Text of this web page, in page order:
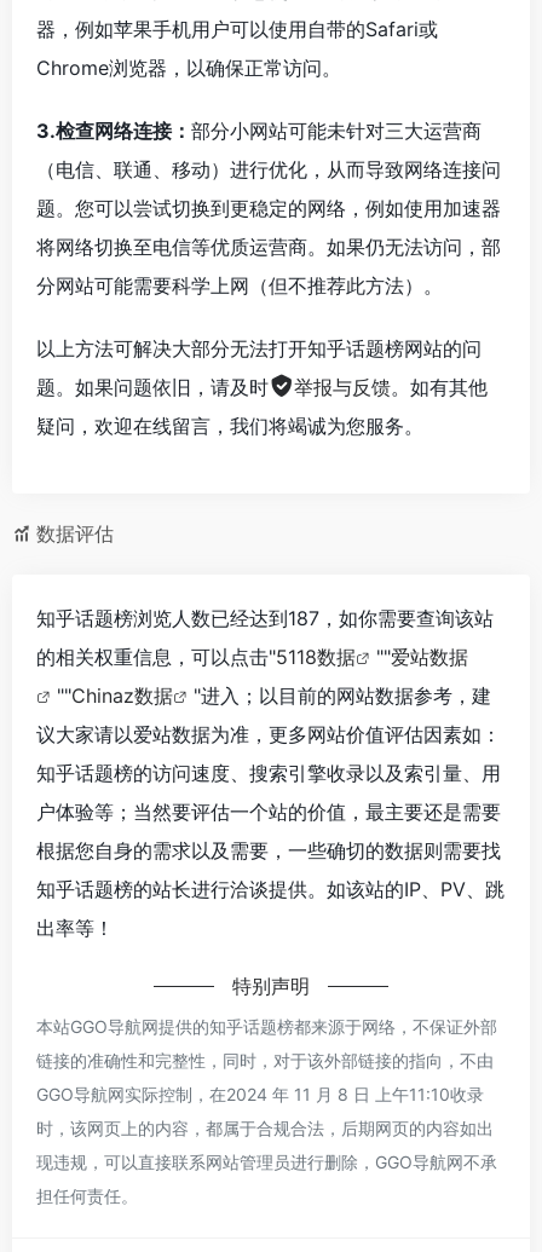
器，例如苹果手机用户可以使用自带的Safari或
Chrome浏览器，以确保正常访问。
3.检查网络连接： 部分小网站可能未针对三大运营商
（电信、联通、移动）进行优化，从而导致网络连接问
题。您可以尝试切换到更稳定的网络，例如使用加速器
将网络切换至电信等优质运营商。如果仍无法访问，部
分网站可能需要科学上网（但不推荐此方法）。
以上方法可解决大部分无法打开知乎话题榜网站的问
题。如果问题依旧，请及时
举报与反馈。如有其他
疑问，欢迎在线留言，我们将竭诚为您服务。
数据评估
知乎话题榜浏览人数已经达到187，如你需要查询该站
的相关权重信息，可以点击"5118数据 ""爱站数据
""Chinaz数据
"进入；以目前的网站数据参考，建
议大家请以爱站数据为准，更多网站价值评估因素如：
知乎话题榜的访问速度、搜索引擎收录以及索引量、用
户体验等；当然要评估一个站的价值，最主要还是需要
根据您自身的需求以及需要，一些确切的数据则需要找
知乎话题榜的站长进行洽谈提供。如该站的IP、PV、跳
出率等！
特别声明
本站GGO导航网提供的知乎话题榜都来源于网络，不保证外部
链接的准确性和完整性，同时，对于该外部链接的指向，不由
GGO导航网实际控制，在2024 年 11 月 8 日 上午11:10收录
时，该网页上的内容，都属于合规合法，后期网页的内容如出
现违规，可以直接联系网站管理员进行删除，GGO导航网不承
担任何责任。